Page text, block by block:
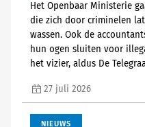
Het Openbaar Ministerie
die zich door criminelen
wassen. Ook de
hun ogen sluiten voor
het vizier, aldus De
27 juli 2026
NIEUWS